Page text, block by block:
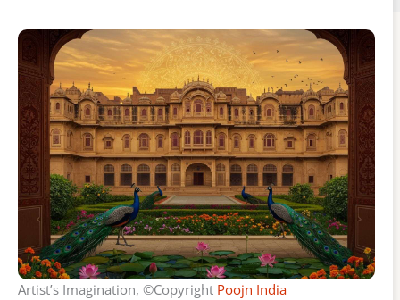
Artist’s Imagination, ©Copyright Poojn India